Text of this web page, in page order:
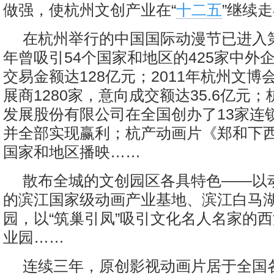
做强，使杭州文创产业在“十二五”继续
在杭州举行的中国国际动漫节已进入
年曾吸引54个国家和地区的425家中外
交易金额达128亿元；2011年杭州文博
展商1280家，意向成交额达35.6亿元；
发展股份有限公司在全国创办了13家连
并全部实现赢利；杭产动画片《郑和下
国家和地区播映……
散布全城的文创园区各具特色——以
的滨江国家级动画产业基地、滨江白马
园，以“筑巢引凤”吸引文化名人名家的
业园……
连续三年，原创影视动画片居于全国